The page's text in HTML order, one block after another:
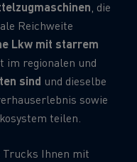
, die
Reichweite
Lkw mit starrem
im regionalen und
sind und dieselbe
sowie
teilen.
Trucks Ihnen mit